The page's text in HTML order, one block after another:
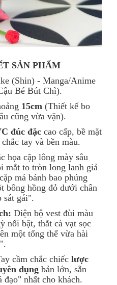
SẢN PHẨM
(Shin) - Manga/Anime
Bé Bút Chì).
15cm (Thiết kế bo
cũng vừa vặn).
đúc đặc cao cấp, bề mặt
tay và bền màu.
họa cặp lông mày sâu
mắt to tròn long lanh giả
má bánh bao phúng
bông hồng đỏ dưới chân
sát gái".
Diện bộ vest đùi màu
nổi bật, thắt cà vạt sọc
một tổng thể vừa hài
cầm chắc chiếc lược
dụng bản lớn, sẵn
đạo" nhất cho khách.